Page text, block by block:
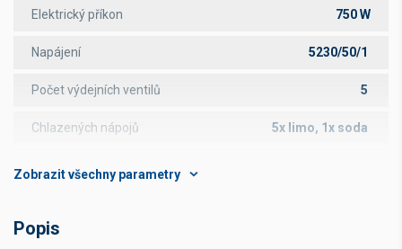
Elektrický příkon 750 W
Napájení 5230/50/1
Počet výdejních ventilů 5
Chlazených nápojů 5x limo, 1x soda
Rozměry s ventily čelně
Popis